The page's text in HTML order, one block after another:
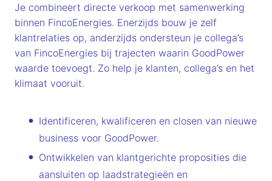
Je combineert directe verkoop met samenwerking
binnen FincoEnergies. Enerzijds bouw je zelf
klantrelaties op, anderzijds ondersteun je collega’s
van FincoEnergies bij trajecten waarin GoodPower
waarde toevoegt. Zo help je klanten, collega’s en het
klimaat vooruit.
Identificeren, kwalificeren en closen van nieuwe
business voor GoodPower.
Ontwikkelen van klantgerichte proposities die
aansluiten op laadstrategieën en